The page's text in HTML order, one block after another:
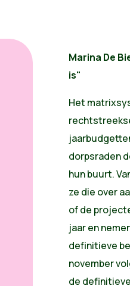
Marina De
is"
Het
dorpsraden
hun buurt.
ze die over
of de
jaar en
definitieve
november
de